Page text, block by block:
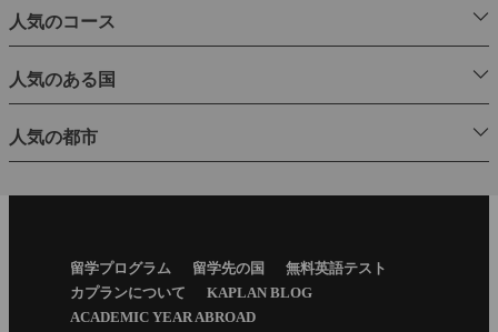
人気のコース
人気のある国
人気の都市
留学プログラム 留学先の国
無料英語テスト
カプランについて
KAPLAN BLOG
ACADEMIC YEAR ABROAD